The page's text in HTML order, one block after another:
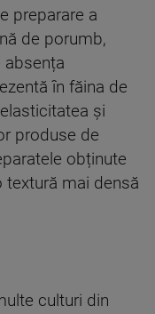
preparare a
de porumb,
absența
în făina de
și
produse de
obținute
textură mai densă
culturi din